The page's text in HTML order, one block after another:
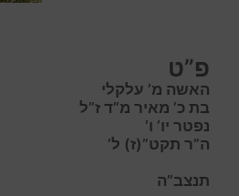
פ”ט
האשה מ’ עלקלי
בת כ’ מאיר מ”ד ז”ל
נפטר יו’ ו’
ה”ר תקט”(ז) ל’
תנצב”ה